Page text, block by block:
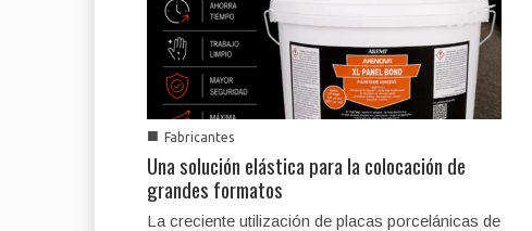
■ Fabricantes
Una solución elástica para la colocación de
grandes formatos
La creciente utilización de placas porcelánicas de